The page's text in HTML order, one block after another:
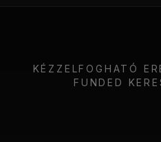
KÉZZELFOGHATÓ
FUNDED